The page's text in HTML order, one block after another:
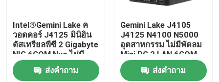
Intel®Gemini Lake ค
วอดคอร์ J4125 มินิอิน
ดัสเทรียลพีซี 2 Gigabyte
NIC 6COM Nuc ไม่มี
พัดลม
ส่งคำถาม
Gemini Lake J4105
J4125 N4100 N5000
อุตสาหกรรม ไม่มีพัดลม
Mini PC 2 LAN 6COM
Nuc
ส่งคำถาม